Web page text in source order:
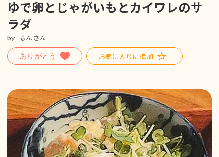
ゆで卵とじゃがいもとカイワレのサ
ラダ
by るんさん
お気に入りに追加